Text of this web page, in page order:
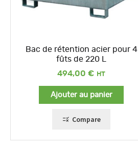
Bac de rétention acier pour 4
fûts de 220 L
494,00 €
Ajouter au panier
Compare